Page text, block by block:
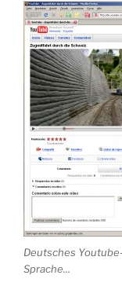
Deutsches
Sprache...